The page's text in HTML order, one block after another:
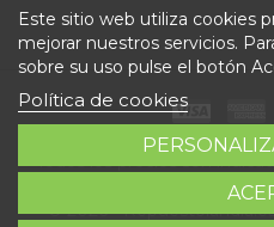
Este sitio web utiliza cookies
mejorar nuestros servicios.
sobre su uso pulse el botón
Política de cookies
Todos los precios son
© 2026 -